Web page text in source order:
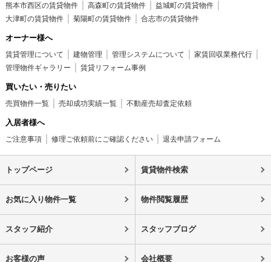
熊本市西区の賃貸物件
高森町の賃貸物件
益城町の賃貸物件
大津町の賃貸物件
菊陽町の賃貸物件 合志市の賃貸物件
オーナー様へ
賃貸管理について 建物管理 管理システムについて
家賃回収業務代行
管理物件ギャラリー
賃貸リフォーム事例
買いたい・売りたい
売買物件一覧 売却成功実績一覧 不動産売却査定依頼
入居者様へ
ご注意事項 修理ご依頼前にご確認ください 退去申請フォーム
トップページ 賃貸物件検索
お気に入り物件一覧 物件閲覧履歴
スタッフ紹介 スタッフブログ
お客様の声 会社概要